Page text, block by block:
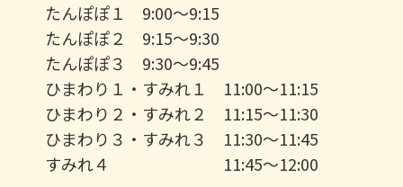
たんぽぽ１ 9:00～9:15
たんぽぽ２ 9:15～9:30
たんぽぽ３ 9:30～9:45
ひまわり１・すみれ１ 11:00～11:15
ひまわり２・すみれ２ 11:15～11:30
ひまわり３・すみれ３ 11:30～11:45
すみれ４ 11:45～12:00